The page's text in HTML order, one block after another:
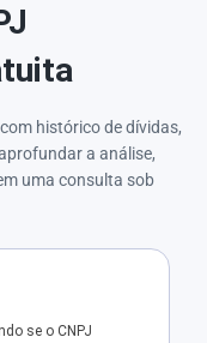
histórico de dívidas,
a análise,
uma consulta sob
se o CNPJ